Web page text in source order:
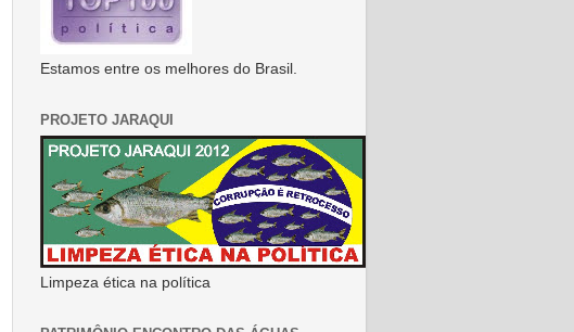
Estamos entre os melhores do Brasil.
PROJETO JARAQUI
Limpeza ética na política